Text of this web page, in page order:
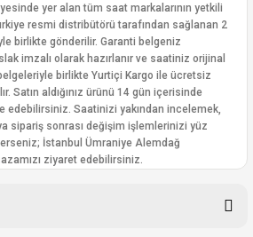
yer alan tüm saat markalarının yetkili
resmi distribütörü tarafından sağlanan 2
birlikte gönderilir. Garanti belgeniz
imzalı olarak hazırlanır ve saatiniz orijinal
birlikte Yurtiçi Kargo ile ücretsiz
Satın aldığınız ürünü 14 gün içerisinde
edebilirsiniz. Saatinizi yakından incelemek,
sipariş sonrası değişim işlemlerinizi yüz
İstanbul Ümraniye Alemdağ
ziyaret edebilirsiniz.